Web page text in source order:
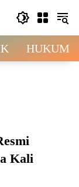
HUKUM
Kali